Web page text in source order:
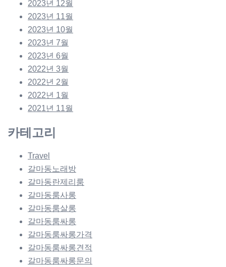
2023년 12월
2023년 11월
2023년 10월
2023년 7월
2023년 6월
2022년 3월
2022년 2월
2022년 1월
2021년 11월
카테고리
Travel
갈마동노래방
갈마동란제리룸
갈마동룸사롱
갈마동룸살롱
갈마동룸싸롱
갈마동룸싸롱가격
갈마동룸싸롱견적
갈마동룸싸롱문의